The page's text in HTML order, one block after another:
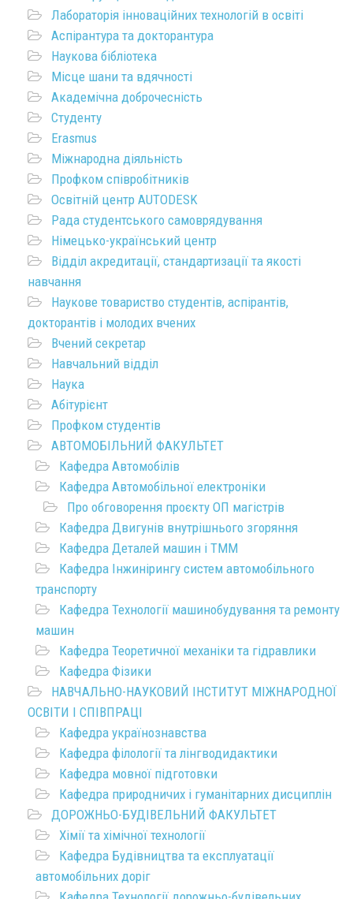
Лабораторія інноваційних технологій в освіті
Аспірантура та докторантура
Наукова бібліотека
Місце шани та вдячності
Академічна доброчесність
Студенту
Erasmus
Міжнародна діяльність
Профком співробітників
Освітній центр AUTODESK
Рада студентського самоврядування
Німецько-український центр
Відділ акредитації, стандартизації та якості
навчання
Наукове товариство студентів, аспірантів,
докторантів і молодих вчених
Вчений секретар
Навчальний відділ
Наука
Абітурієнт
Профком студентів
АВТОМОБІЛЬНИЙ ФАКУЛЬТЕТ
Кафедра Автомобілів
Кафедра Автомобільної електроніки
Про обговорення проєкту ОП магістрів
Кафедра Двигунів внутрішнього згоряння
Кафедра Деталей машин і ТММ
Кафедра Інжинірингу систем автомобільного
транспорту
Кафедра Технології машинобудування та ремонту
машин
Кафедра Теоретичної механіки та гідравлики
Кафедра Фізики
НАВЧАЛЬНО-НАУКОВИЙ ІНСТИТУТ МІЖНАРОДНОЇ
ОСВІТИ І СПІВПРАЦІ
Кафедра українознавства
Кафедра філології та лінгводидактики
Кафедра мовної підготовки
Кафедра природничих і гуманітарних дисциплін
ДОРОЖНЬО-БУДІВЕЛЬНИЙ ФАКУЛЬТЕТ
Хімії та хімічної технології
Кафедра Будівництва та експлуатації
автомобільних доріг